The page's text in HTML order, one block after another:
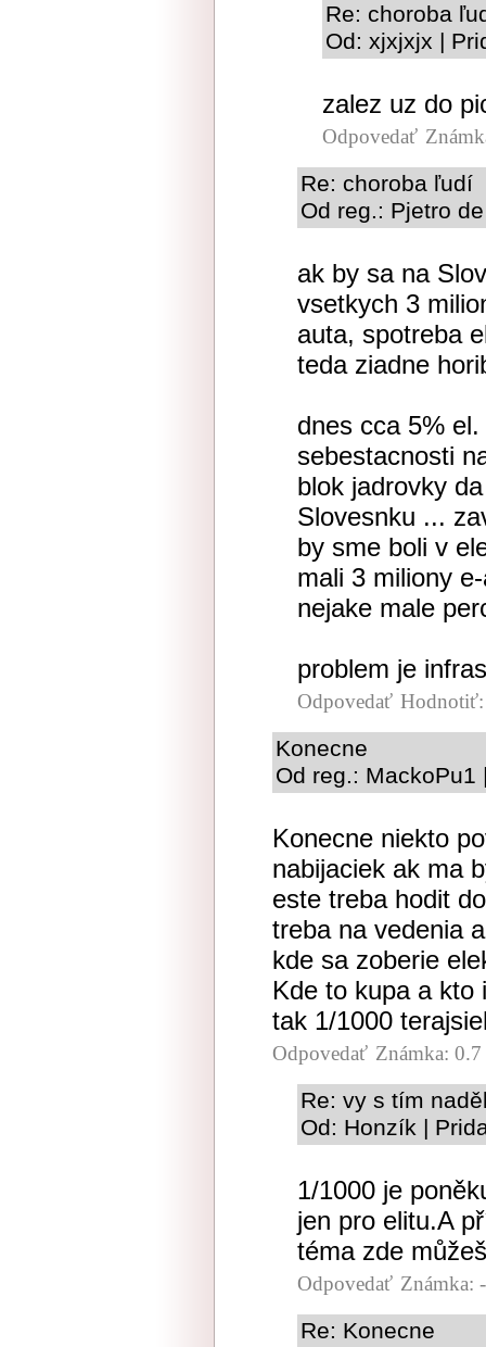
Re: choroba
Od: xjxjxjx |
zalez uz do
Odpovedať
Re: choroba ľudí
Od reg.: Pjetro
ak by sa na
vsetkych 3
auta, spotreba
teda ziadne
dnes cca 5%
sebestacnosti
blok jadrovky
Slovesnku ...
by sme boli v
mali 3 miliony
nejake male
problem je
Odpovedať
Konecne
Od reg.:
Konecne niekto
nabijaciek ak ma
este treba hodit
treba na vedenia
kde sa zoberie
Kde to kupa a kto
tak 1/1000
Odpovedať Známka: 0.7
Re: vy s tím
Od: Honzík |
1/1000 je
jen pro elitu.A
téma zde
Odpovedať Známka:
Re: Konecne